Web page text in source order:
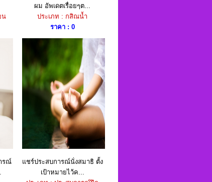
น
ผม อัพเดตเรื่อยๆต...
ประเภท : กสิณน้ำ
ราคา : 0
รณ์
แชร์ประสบการณ์นั่งสมาธิ ตั้ง
เป้าหมายไว้ค...